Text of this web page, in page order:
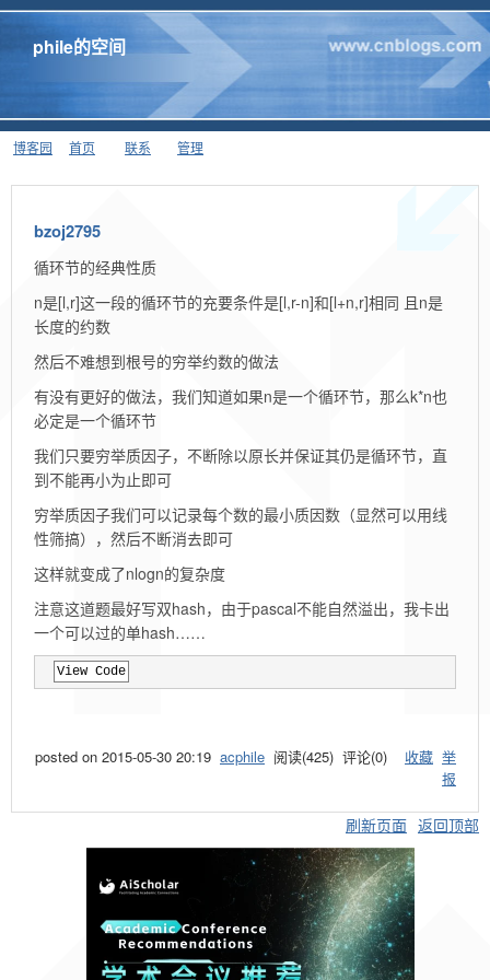
phile的空间
博客园 首页 联系 管理
bzoj2795
循环节的经典性质
n是[l,r]这一段的循环节的充要条件是[l,r-n]和[l+n,r]相同 且n是
长度的约数
然后不难想到根号的穷举约数的做法
有没有更好的做法，我们知道如果n是一个循环节，那么k*n也
必定是一个循环节
我们只要穷举质因子，不断除以原长并保证其仍是循环节，直
到不能再小为止即可
穷举质因子我们可以记录每个数的最小质因数（显然可以用线
性筛搞），然后不断消去即可
这样就变成了nlogn的复杂度
注意这道题最好写双hash，由于pascal不能自然溢出，我卡出
一个可以过的单hash……
View Code
posted on 2015-05-30 20:19 acphile 阅读(425) 评论(0) 收藏 举
报
刷新页面 返回顶部